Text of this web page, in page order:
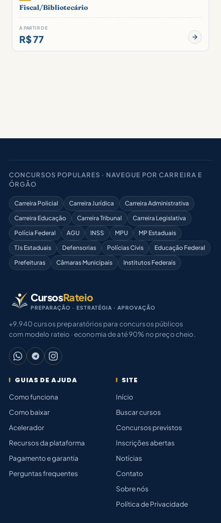
Fiscal/Bibliotecário
A PARTIR DE
R$ 77
CONCURSOS POPULARES · NAVEGUE POR CARREIRA E
ÓRGÃO
Carreira Policial Carreira Jurídica
Carreira Administrativa
Carreira Educação
Carreira Tribunal
Carreira Legislativa
Polícia Federal
AGU INSS MPU
MP Estaduais
TJs Estaduais
Defensorias Polícias Civis
Educação Federal
Prefeituras
Câmaras Municipais Institutos Federais
CursosRateio
PREPARAÇÃO · ESTRATÉGIA · APROVAÇÃO
+9.940 cursos preparatórios para concursos públicos
com modelo rateio · economia de até 90% no preço cheio.
GUIAS DE AJUDA
Como funciona
Como baixar
Acelerador
Recursos da plataforma
Pagamento e garantia
Perguntas frequentes
SITE
Início
Buscar cursos
Concursos previstos
Inscrições abertas
Notícias
Contato
Sobre nós
Política de Privacidade